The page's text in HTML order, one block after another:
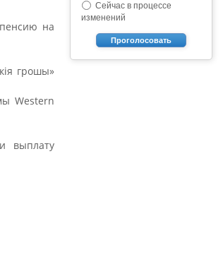
на
грошы»
Western
выплату
Сейчас в процессе
изменений
Проголосовать